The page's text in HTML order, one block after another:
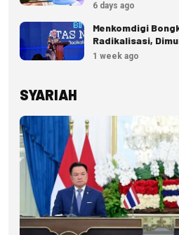
6 days ago
Menkomdigi
Radikalisasi,
1 week ago
SYARIAH